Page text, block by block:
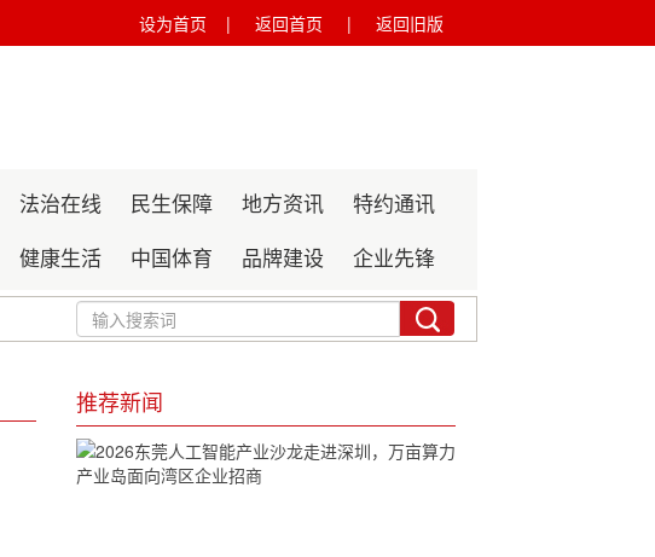
返回旧版
返回首页 |
设为首页 |
法治在线 民生保障 地方资讯
特约通讯
健康生活 中国体育 品牌建设 企业先锋
推荐新闻